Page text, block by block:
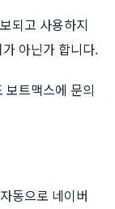
되고 사용하지
아닌가 합니다.
보트맥스에 문의
동으로 네이버